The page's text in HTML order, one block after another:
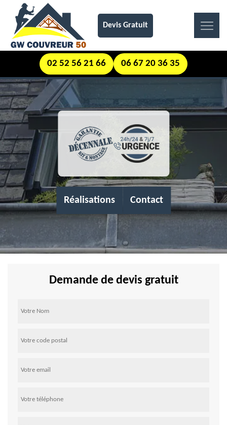
Devis Gratuit
02 52 56 21 66 06 67 20 36 35
Réalisations Contact
Demande de devis gratuit